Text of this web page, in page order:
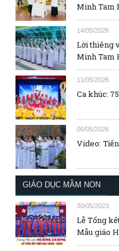
Minh Tam
14/05/2026
Lời thiêng
Minh Tam
11/05/2026
Ca khúc:
06/05/2026
Video:
GIÁO DỤC MẦM NON
30/05/2023
Lễ Tổng
Mẫu giáo